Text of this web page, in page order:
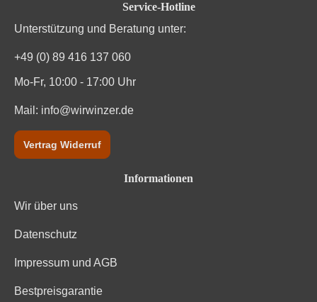
Service-Hotline
Unterstützung und Beratung unter:
+49 (0) 89 416 137 060
Mo-Fr, 10:00 - 17:00 Uhr
Mail: info@wirwinzer.de
Vertrag Widerruf
Informationen
Wir über uns
Datenschutz
Impressum und AGB
Bestpreisgarantie